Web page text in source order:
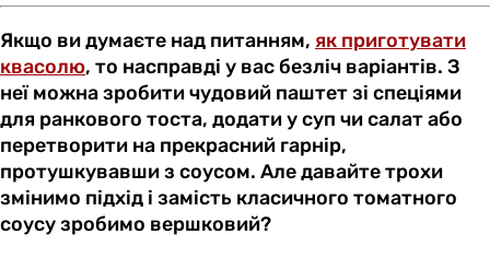
Якщо ви думаєте над питанням, як приготувати
квасолю, то насправді у вас безліч варіантів. З
неї можна зробити чудовий паштет зі спеціями
для ранкового тоста, додати у суп чи салат або
перетворити на прекрасний гарнір,
протушкувавши з соусом. Але давайте трохи
змінимо підхід і замість класичного томатного
соусу зробимо вершковий?